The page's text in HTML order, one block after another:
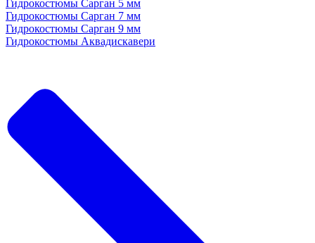
Гидрокостюмы Сарган 5 мм
Гидрокостюмы Сарган 7 мм
Гидрокостюмы Сарган 9 мм
Гидрокостюмы Аквадискавери